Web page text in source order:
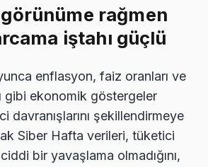
rağmen
iştahı güçlü
enflasyon, faiz oranları ve
gibi ekonomik göstergeler
davranışlarını şekillendirmeye
Siber Hafta verileri, tüketici
bir yavaşlama olmadığını,